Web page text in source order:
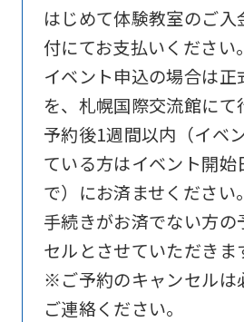
はじめて体験教室のご入
付にてお支払いください。
イベント申込の場合は正
を、札幌国際交流館にて
予約後1週間以内（イベ
ている方はイベント開始
で）にお済ませください
手続きがお済でない方の
セルとさせていただきま
※ご予約のキャンセルは
ご連絡ください。
is
into
Click
the
link